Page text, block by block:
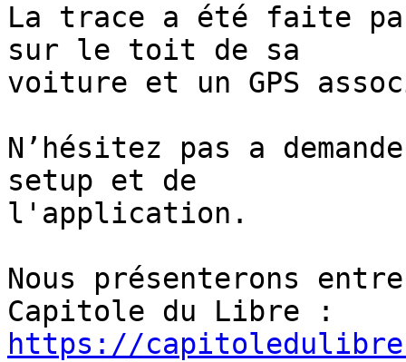
La trace a été faite
sur le toit de sa
voiture et un GPS
N’hésitez pas a
setup et de
l'application.
Nous présenterons
https://